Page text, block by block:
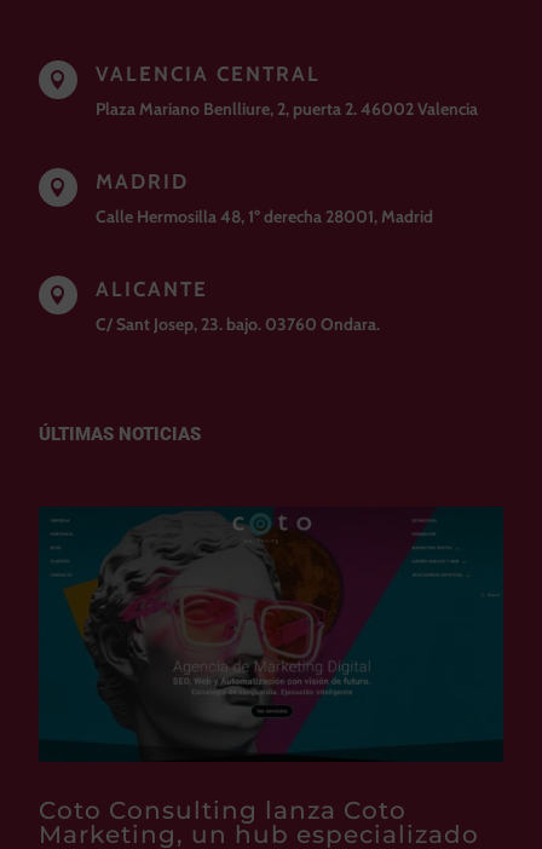
 VALENCIA CENTRAL
Plaza Mariano Benlliure, 2, puerta 2. 46002 Valencia
 MADRID
Calle Hermosilla 48, 1º derecha 28001, Madrid
 ALICANTE
C/ Sant Josep, 23. bajo. 03760 Ondara.
ÚLTIMAS NOTICIAS
Coto Consulting lanza Coto
Marketing, un hub especializado